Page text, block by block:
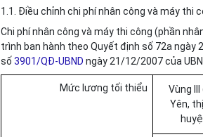
1.1. Điều chỉnh chi phí nhân công và máy thi
Chi phí nhân công và máy thi công (phần
trình ban hành theo Quyết định số 72a
số 3901/QĐ-UBND ngày 21/12/2007 của
Mức lương tối thiểu
Vùng
Yên,